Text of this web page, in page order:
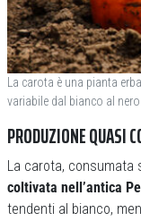
La carota è una pianta
variabile dal bianco al
PRODUZIONE QUASI
La carota, consumata
coltivata nell’antica
tendenti al bianco,